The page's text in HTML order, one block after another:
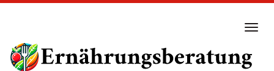
main
content